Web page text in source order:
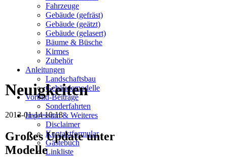
Fahrzeuge
Gebäude (gefräst)
Gebäude (geätzt)
Gebäude (gelasert)
Bäume & Büsche
Kirmes
Zubehör
Anleitungen
Landschaftsbau
Gebäudemodelle
Vorbild-Beiträge
Sonderfahrten
Impressum & Weiteres
Disclaimer
Kontaktformular
Gästebuch
Linkliste
Neuigkeiten
2013-01-14 10:18
Großes Update unter
Modelle